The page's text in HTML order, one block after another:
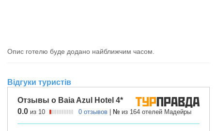
Опис готелю буде додано найближчим часом.
Відгуки туристів